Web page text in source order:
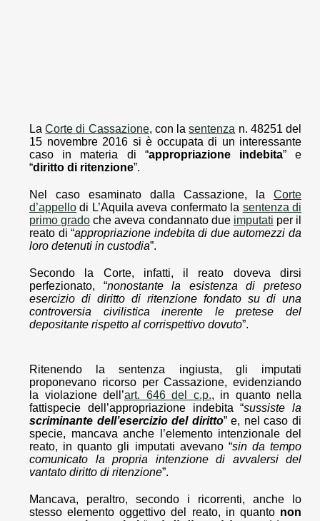
LaCorte di Cassazione, con lasentenza n. 48251 del
15 novembre 2016 si è occupata di un interessante
caso in materia di “appropriazione indebita” e
“diritto di ritenzione”.
Nel caso esaminato dalla Cassazione, la Corte
d’appello di L’Aquila aveva confermato la sentenza di
primo grado che aveva condannato due imputati per il
reato di “appropriazione indebita di due automezzi da
loro detenuti in custodia”.
Secondo la Corte, infatti, il reato doveva dirsi
perfezionato, “nonostante la esistenza di preteso
esercizio di diritto di ritenzione fondato su di una
controversia civilistica inerente le pretese del
depositante rispetto al corrispettivo dovuto”.
Ritenendo la sentenza ingiusta, gli imputati
proponevano ricorso per Cassazione, evidenziando
la violazione dell’art. 646 del c.p., in quanto nella
fattispecie dell’appropriazione indebita “sussiste la
scriminante dell’esercizio del diritto” e, nel caso di
specie, mancava anche l’elemento intenzionale del
reato, in quanto gli imputati avevano “sin da tempo
comunicato la propria intenzione di avvalersi del
vantato diritto di ritenzione”.
Mancava, peraltro, secondo i ricorrenti, anche lo
stesso elemento oggettivo del reato, in quanto non